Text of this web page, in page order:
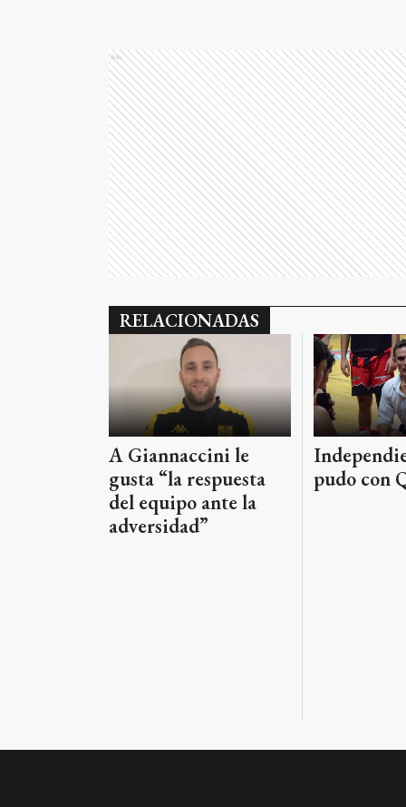
Ads
RELACIONADAS
A Giannaccini le
gusta “la respuesta
del equipo ante la
adversidad”
pudo con